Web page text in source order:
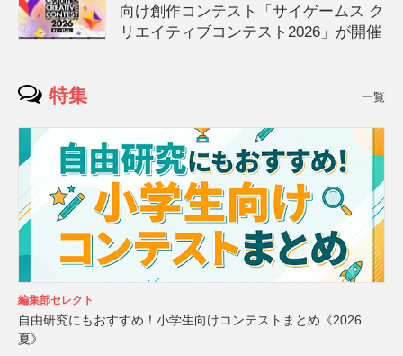
向け創作コンテスト「サイゲームス ク
リエイティブコンテスト2026」が開催
特集 一覧
編集部セレクト
自由研究にもおすすめ！小学生向けコンテストまとめ《2026
夏》